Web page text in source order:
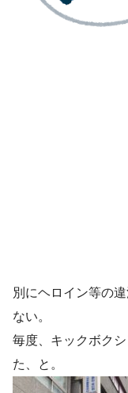
別にヘロイン等の
ない。
毎度、キックボク
た、と。